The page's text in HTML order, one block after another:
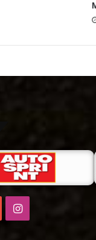
You Instagram